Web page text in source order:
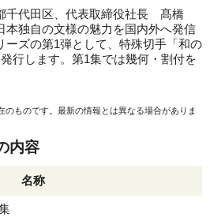
千代田区、代表取締役社長 髙橋
本独自の文様の魅力を国内外へ発信
ーズの第1弾として、特殊切手「和の
行します。第1集では幾何・割付を
のものです。最新の情報とは異なる場合がありま
内容
名称